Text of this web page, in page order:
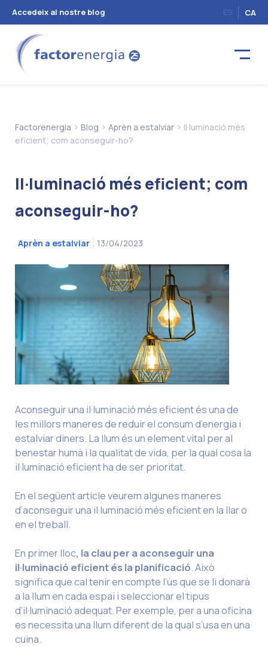
Accedeix al nostre blog ES CA
Factorenergia > Blog > Aprèn a estalviar > Il·luminació més
eficient; com aconseguir-ho?
Il·luminació més eficient; com
aconseguir-ho?
Aprèn a estalviar 13/04/2023
Aconseguir una il·luminació més eficient és una de
les millors maneres de reduir el consum d’energia i
estalviar diners. La llum és un element vital per al
benestar humà i la qualitat de vida, per la qual cosa la
il·luminació eficient ha de ser prioritat.
En el següent article veurem algunes maneres
d’aconseguir una il·luminació més eficient en la llar o
en el treball.
En primer lloc, la clau per a aconseguir una
il·luminació eficient és la planificació. Això
significa que cal tenir en compte l’ús que se li donarà
a la llum en cada espai i seleccionar el tipus
d’il·luminació adequat. Per exemple, per a una oficina
es necessita una llum diferent de la qual s’usa en una
cuina.